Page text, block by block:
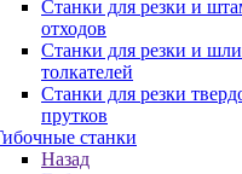
Станки для резки и
отходов
Станки для резки и
толкателей
Станки для резки
прутков
станки
Назад